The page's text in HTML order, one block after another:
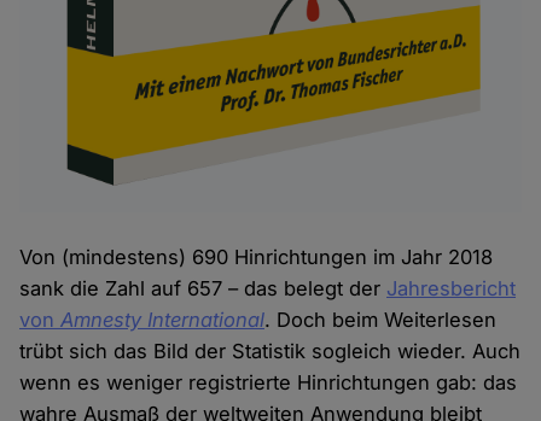
Von (mindestens) 690 Hinrichtungen im Jahr 2018
sank die Zahl auf 657 – das belegt der Jahresbericht
vonAmnesty International. Doch beim Weiterlesen
trübt sich das Bild der Statistik sogleich wieder. Auch
wenn es weniger registrierte Hinrichtungen gab: das
wahre Ausmaß der weltweiten Anwendung bleibt